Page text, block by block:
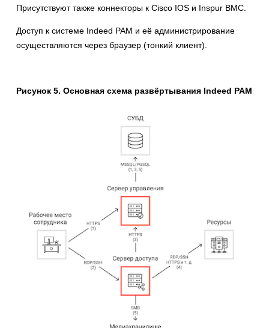
Присутствуют также коннекторы к Cisco IOS и Inspur BMC.
Доступ к системе Indeed PAM и её администрирование
осуществляются через браузер (тонкий клиент).
Рисунок 5. Основная схема развёртывания Indeed PAM